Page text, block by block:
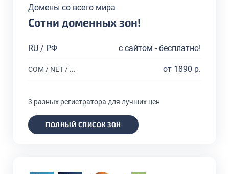
Домены со всего мира
Сотни доменных зон!
RU / РФ с сайтом - бесплатно!
COM / NET / ... от 1890 р.
3 разных регистратора для лучших цен
ПОЛНЫЙ СПИСОК ЗОН